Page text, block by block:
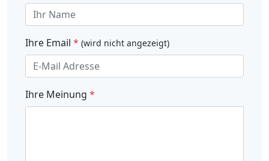
Ihre Email * (wird nicht angezeigt)
Ihre Meinung *